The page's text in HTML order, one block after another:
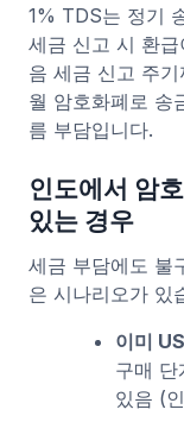
1% TDS는 정기
세금 신고 시 환
음 세금 신고 주
월 암호화폐로 송
름 부담입니다.
인도에서 암
있는 경우
세금 부담에도 불
은 시나리오가 있
이미
구매 단
있음 (